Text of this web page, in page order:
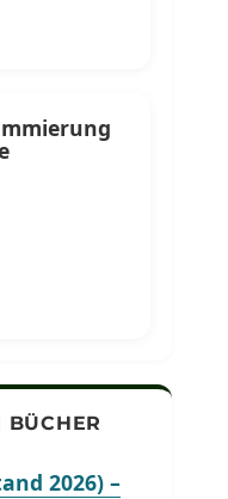
BÜCHER
2026) –